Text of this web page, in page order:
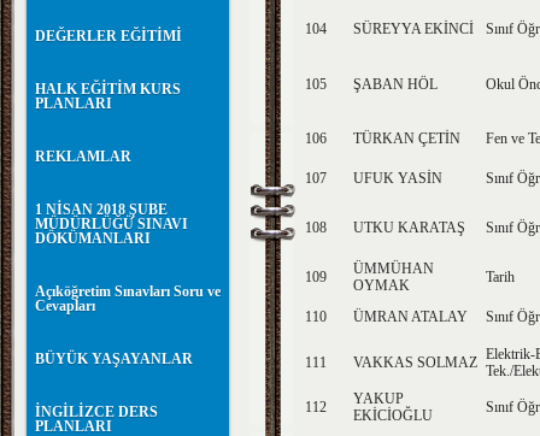
DEĞERLER EĞİTİMİ
HALK EĞİTİM KURS
PLANLARI
REKLAMLAR
1 NİSAN 2018 ŞUBE
MÜDÜRLÜĞÜ SINAVI
DÖKÜMANLARI
Açıköğretim Sınavları Soru ve
Cevapları
BÜYÜK YAŞAYANLAR
İNGİLİZCE DERS
PLANLARI
104 SÜREYYA EKİNCİ Sınıf
105 ŞABAN HÖL Okul
106 TÜRKAN ÇETİN Fen ve
107 UFUK YASİN Sınıf
108 UTKU KARATAŞ Sınıf
109
ÜMMÜHAN
OYMAK
Tarih
110 ÜMRAN ATALAY Sınıf
111 VAKKAS SOLMAZ Elektrik-
Tek./
112
YAKUP
EKİCİOĞLU
Sınıf